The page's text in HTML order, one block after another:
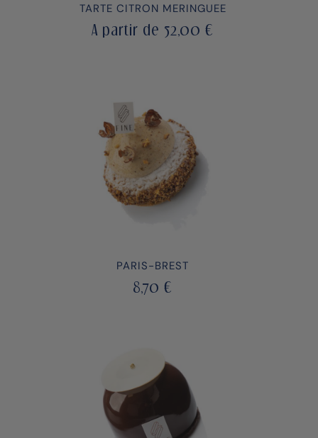
TARTE CITRON MERINGUEE
A partir de 52,00 €
PARIS-BREST
8,70 €